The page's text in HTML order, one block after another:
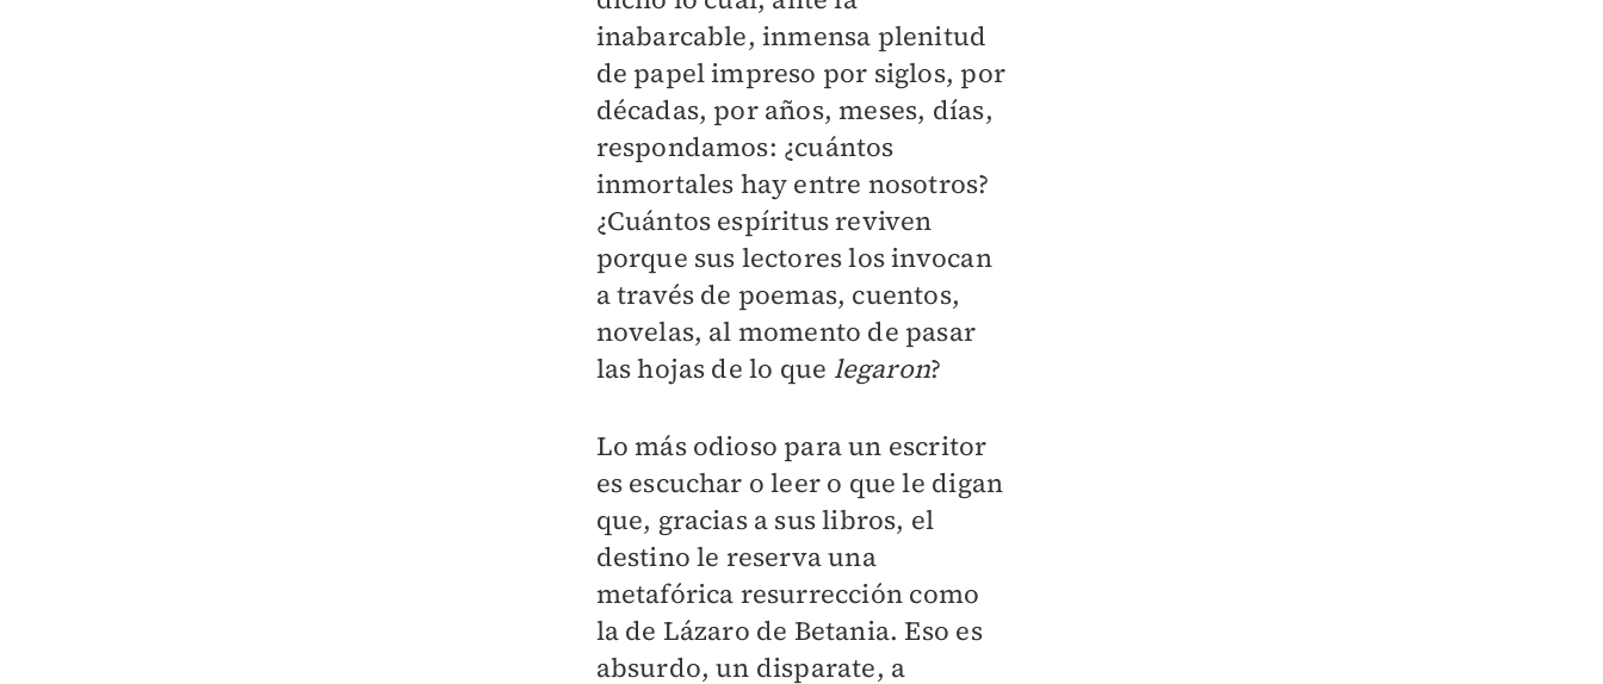
inabarcable, inmensa plenitud
de papel impreso por siglos, por
décadas, por años, meses, días,
respondamos: ¿cuántos
inmortales hay entre nosotros?
¿Cuántos espíritus reviven
porque sus lectores los invocan
a través de poemas, cuentos,
novelas, al momento de pasar
las hojas de lo que legaron?
Lo más odioso para un escritor
es escuchar o leer o que le digan
que, gracias a sus libros, el
destino le reserva una
metafórica resurrección como
la de Lázaro de Betania. Eso es
absurdo, un disparate, a